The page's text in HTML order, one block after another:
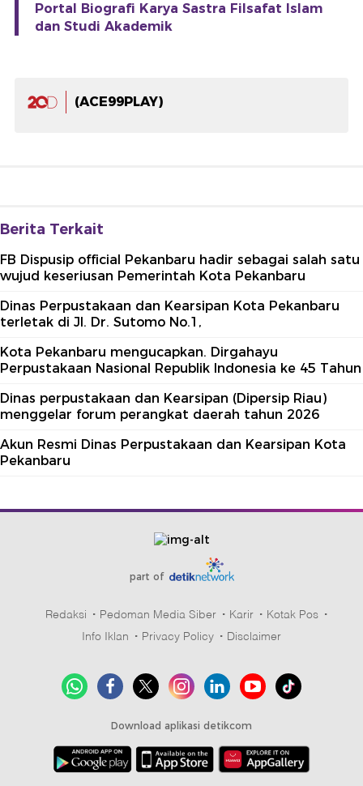
Portal Biografi Karya Sastra Filsafat Islam
dan Studi Akademik
(ACE99PLAY)
Berita Terkait
FB Dispusip official Pekanbaru hadir sebagai salah satu
wujud keseriusan Pemerintah Kota Pekanbaru
Dinas Perpustakaan dan Kearsipan Kota Pekanbaru
terletak di Jl. Dr. Sutomo No.1,
Kota Pekanbaru mengucapkan. Dirgahayu
Perpustakaan Nasional Republik Indonesia ke 45 Tahun
Dinas perpustakaan dan Kearsipan (Dipersip Riau)
menggelar forum perangkat daerah tahun 2026
Akun Resmi Dinas Perpustakaan dan Kearsipan Kota
Pekanbaru
part of
Redaksi Pedoman Media Siber Karir
Kotak Pos
Info Iklan
Privacy Policy Disclaimer
Download aplikasi detikcom